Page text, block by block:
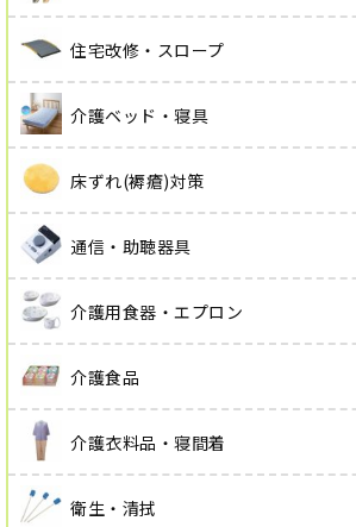
住宅改修・スロープ
介護ベッド・寝具
床ずれ(褥瘡)対策
通信・助聴器具
介護用食器・エプロン
介護食品
介護衣料品・寝間着
衛生・清拭